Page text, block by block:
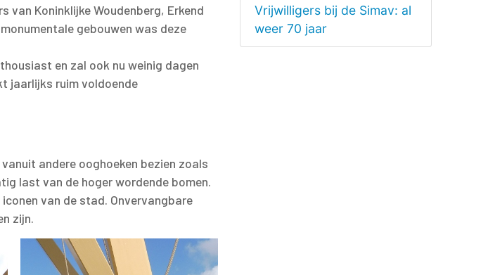
van Koninklijke Woudenberg, Erkend
gebouwen was deze
en zal ook nu weinig dagen
jaarlijks ruim voldoende
andere ooghoeken bezien zoals
last van de hoger wordende bomen.
van de stad. Onvervangbare
zijn.
Vrijwilligers bij de Simav: al
weer 70 jaar